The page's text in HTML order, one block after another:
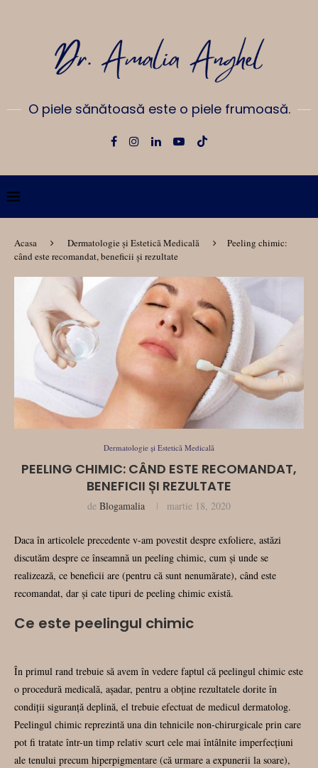
O piele sănătoasă este o piele frumoasă.
Acasa Dermatologie și Estetică Medicală
Peeling chimic:
când este recomandat, beneficii și rezultate
Dermatologie și Estetică Medicală
PEELING CHIMIC: CÂND ESTE RECOMANDAT,
BENEFICII ȘI REZULTATE
de Blogamalia martie 18, 2020
Daca în articolele precedente v-am povestit despre exfoliere, astăzi
discutăm despre ce înseamnă un peeling chimic, cum și unde se
realizează, ce beneficii are (pentru că sunt nenumărate), când este
recomandat, dar și cate tipuri de peeling chimic există.
Ce este peelingul chimic
În primul rand trebuie să avem în vedere faptul că peelingul chimic este
o procedură medicală, așadar, pentru a obține rezultatele dorite în
condiții siguranță deplină, el trebuie efectuat de medicul dermatolog.
Peelingul chimic reprezintă una din tehnicile non-chirurgicale prin care
pot fi tratate într-un timp relativ scurt cele mai întâlnite imperfecţiuni
ale tenului precum hiperpigmentare (că urmare a expunerii la soare),